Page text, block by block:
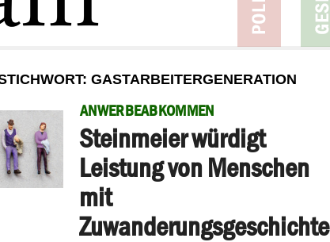
GASTARBEITERGENERATION
ANWERBEABKOMMEN
Steinmeier würdigt
Leistung von Menschen
mit
Zuwanderungsgeschichte